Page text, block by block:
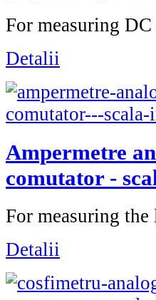
For measuring
Detalii
Ampermetre
comutator -
For measuring
Detalii